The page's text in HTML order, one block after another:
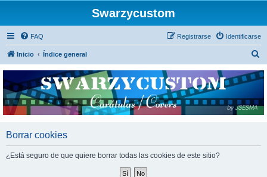
Swarzycustom
FAQ Identificarse
Registrarse
Inicio Índice general
c
Borrar cookies
¿Está seguro de que quiere borrar todas las cookies de este sitio?